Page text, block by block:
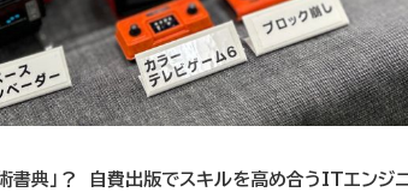
書典」？ 自費出版でスキルを高め合うITエンジ